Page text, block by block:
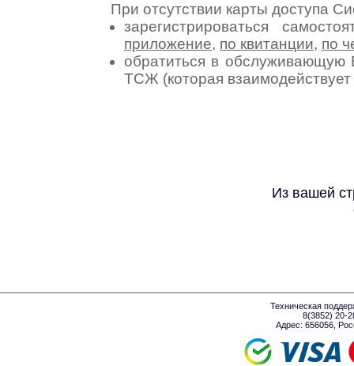
При отсутствии карты доступа
зарегистрироваться
приложение, по квитанции, по
обратиться в
ТСЖ (которая
Из вашей
Техническая
8(3852) 20-
Адрес: 656056,